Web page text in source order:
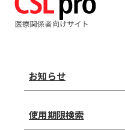
お知らせ
使用期限検索